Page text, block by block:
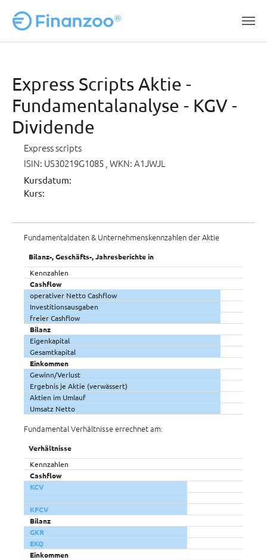
Express Scripts Aktie -
Fundamentalanalyse - KGV -
Dividende
Express scripts
ISIN: US30219G1085 , WKN: A1JWJL
Kursdatum:
Kurs:
Fundamentaldaten & Unternehmenskennzahlen der Aktie
Bilanz-, Geschäfts-, Jahresberichte in
Kennzahlen
Cashflow
operativer Netto Cashflow
Investitionsausgaben
freier Cashflow
Bilanz
Eigenkapital
Gesamtkapital
Einkommen
Gewinn/Verlust
Ergebnis je Aktie (verwässert)
Aktien im Umlauf
Umsatz Netto
Fundamental Verhältnisse errechnet am:
Verhältnisse
Kennzahlen
Cashflow
KCV
KFCV
Bilanz
GKR
EKQ
Einkommen